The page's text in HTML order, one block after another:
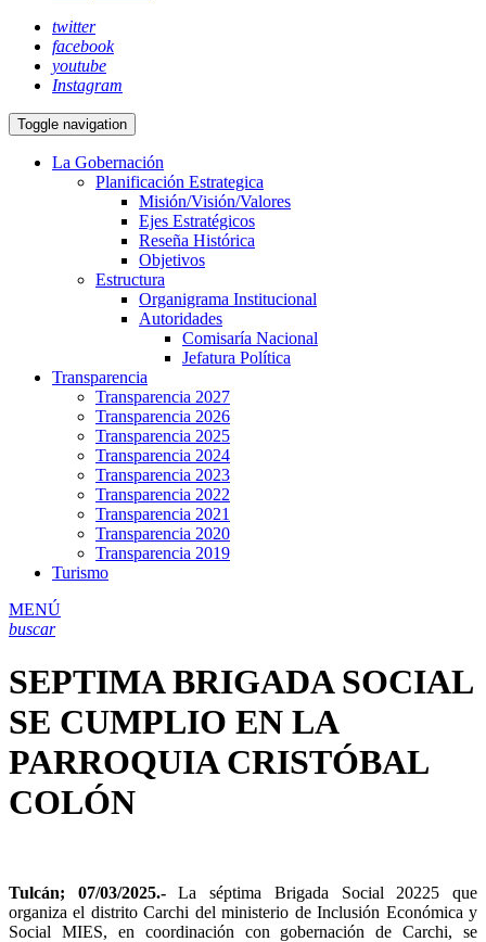
twitter
facebook
youtube
Instagram
Toggle navigation
La Gobernación
Planificación Estrategica
Misión/Visión/Valores
Ejes Estratégicos
Reseña Histórica
Objetivos
Estructura
Organigrama Institucional
Autoridades
Comisaría Nacional
Jefatura Política
Transparencia
Transparencia 2027
Transparencia 2026
Transparencia 2025
Transparencia 2024
Transparencia 2023
Transparencia 2022
Transparencia 2021
Transparencia 2020
Transparencia 2019
Turismo
MENÚ
buscar
SEPTIMA BRIGADA SOCIAL
SE CUMPLIO EN LA
PARROQUIA CRISTÓBAL
COLÓN
Tulcán; 07/03/2025.-La séptima Brigada Social 20225 que
organiza el distrito Carchi del ministerio de Inclusión Económica y
Social MIES, en coordinación con gobernación de Carchi, se